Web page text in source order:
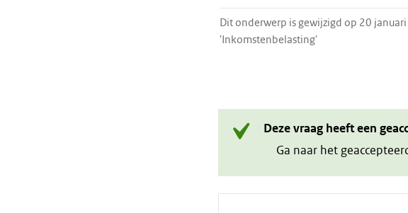
Dit onderwerp is gewijzigd op 20
'Inkomstenbelasting'
Deze vraag heeft een
Ga naar het